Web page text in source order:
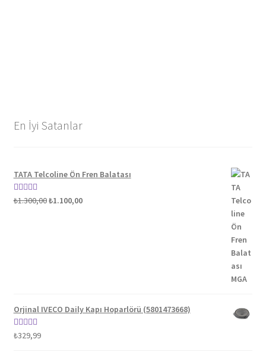
En İyi Satanlar
TATA Telcoline Ön Fren Balatası
5 üzerinden
₺1.300,00Orijinal
₺1.100,00Şu
Orjinal IVECO Daily Kapı Hoparlörü (5801473668)
5 üzerinden
₺329,99